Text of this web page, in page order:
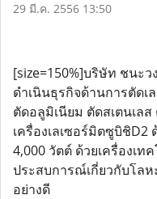
29 มี.ค. 2556 13:50
[size=150%]บริษัท ชนะ
ดำเนินธุรกิจด้านการตัดเ
ตัดอลูมิเนียม ตัดสเตนเล
เครื่องเลเซอร์มิตซูบิชิD2
4,000 วัตต์ ด้วยเครื่องเ
ประสบการณ์เกี่ยวกับโล
อย่างดี